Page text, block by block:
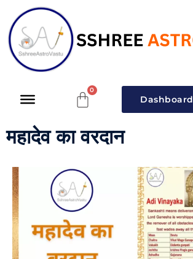
Dashboard
महादेव का वरदान